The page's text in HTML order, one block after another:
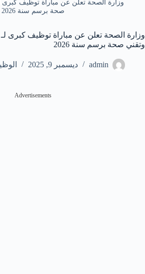
صحة برسم سنة 2026
وتقني صحة برسم سنة 2026
admin ديسمبر 9, 2025
Advertisements